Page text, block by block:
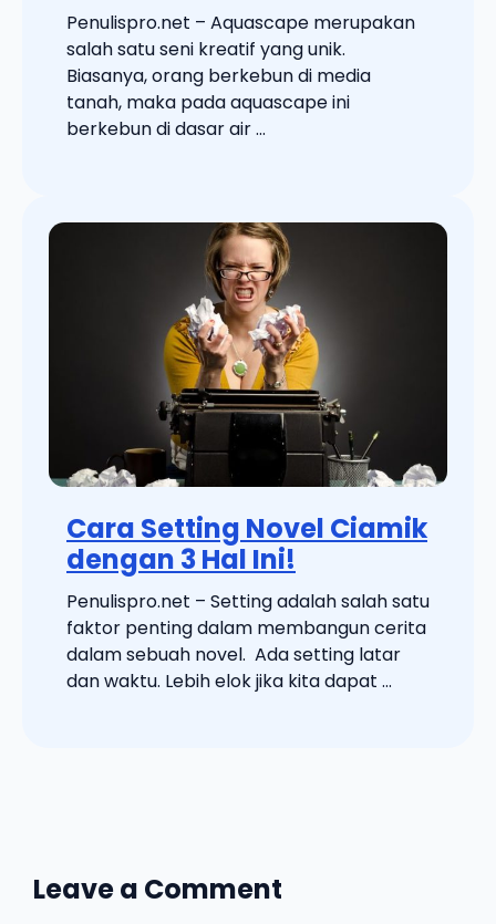
Penulispro.net – Aquascape merupakan
salah satu seni kreatif yang unik.
Biasanya, orang berkebun di media
tanah, maka pada aquascape ini
berkebun di dasar air ...
Cara Setting Novel Ciamik
dengan 3 Hal Ini!
Penulispro.net – Setting adalah salah satu
faktor penting dalam membangun cerita
dalam sebuah novel. Ada setting latar
dan waktu. Lebih elok jika kita dapat ...
Leave a Comment